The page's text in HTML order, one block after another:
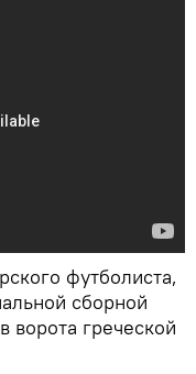
футболиста,
сборной
ворота греческой